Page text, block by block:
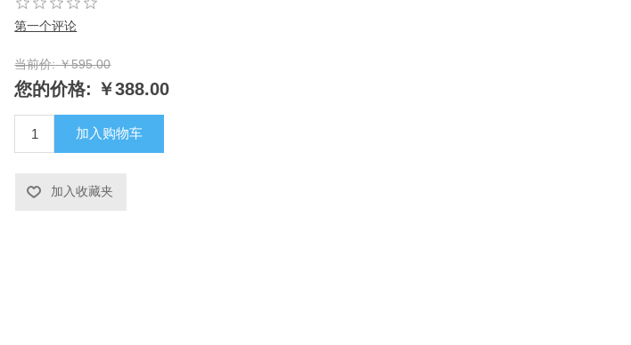
第一个评论
当前价: ￥595.00
您的价格: ￥388.00
加入购物车
加入收藏夹